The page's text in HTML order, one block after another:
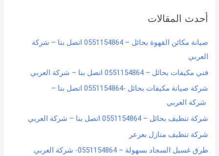
c
f
o
r
:
أحدث المقالات
صيانة مكائن القهوة بحائل – 0551154864 اتصل بنا – شركة
العربي
فني مكيفات بحائل – 0551154864 اتصل بنا – شركة العربي
شركة صيانة مكيفات بحائل -0551154864 اتصل بنا –
شركة العربي
شركة تنظيف بحائل – 0551154864 اتصل بنا – شركة العربي
شركة تنظيف منازل بعرعر
طرق غسيل السجاد بسهولة – 0551154864- شركة العربي